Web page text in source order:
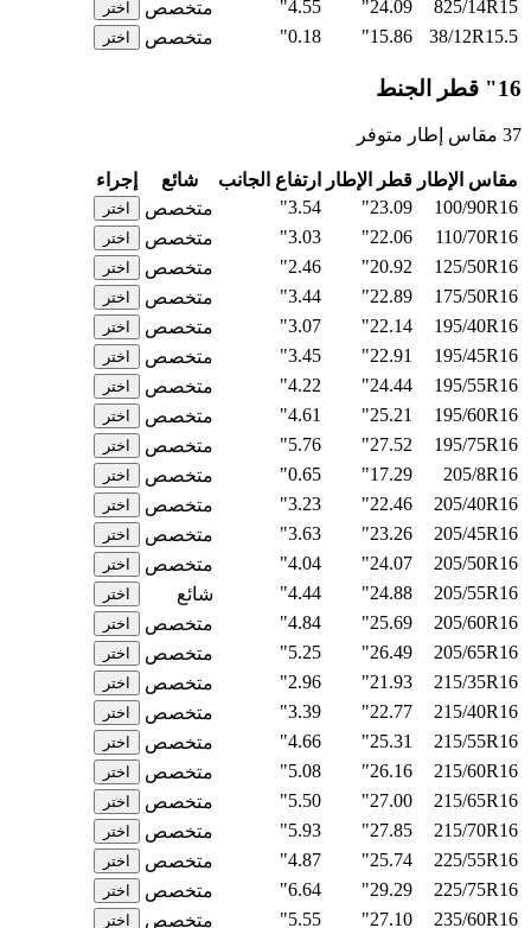
825/14R15
24.09"
4.55" متخصص اختر
38/12R15.5
15.86"
0.18" متخصص اختر
16" قطر الجنط
37 مقاس إطار متوفر
مقاس الإطار قطر الإطار ارتفاع الجانب شائع
إجراء
100/90R16
23.09"
3.54" متخصص اختر
110/70R16
22.06"
3.03" متخصص اختر
125/50R16
20.92"
2.46" متخصص اختر
175/50R16
22.89"
3.44" متخصص اختر
195/40R16
22.14"
3.07" متخصص اختر
195/45R16
22.91"
3.45" متخصص اختر
195/55R16
24.44"
4.22" متخصص اختر
195/60R16
25.21"
4.61" متخصص اختر
195/75R16
27.52"
5.76" متخصص اختر
205/8R16
17.29"
0.65" متخصص اختر
205/40R16
22.46"
3.23" متخصص اختر
205/45R16
23.26"
3.63" متخصص اختر
205/50R16
24.07"
4.04" متخصص اختر
205/55R16
24.88"
4.44" شائع اختر
205/60R16
25.69"
4.84" متخصص اختر
205/65R16
26.49"
5.25" متخصص اختر
215/35R16
21.93"
2.96" متخصص اختر
215/40R16
22.77"
3.39" متخصص اختر
215/55R16
25.31"
4.66" متخصص اختر
215/60R16
26.16"
5.08" متخصص اختر
215/65R16
27.00"
5.50" متخصص اختر
215/70R16
27.85"
5.93" متخصص اختر
225/55R16
25.74"
4.87" متخصص اختر
225/75R16
29.29"
6.64" متخصص اختر
235/60R16
27.10"
5.55" متخصص اختر